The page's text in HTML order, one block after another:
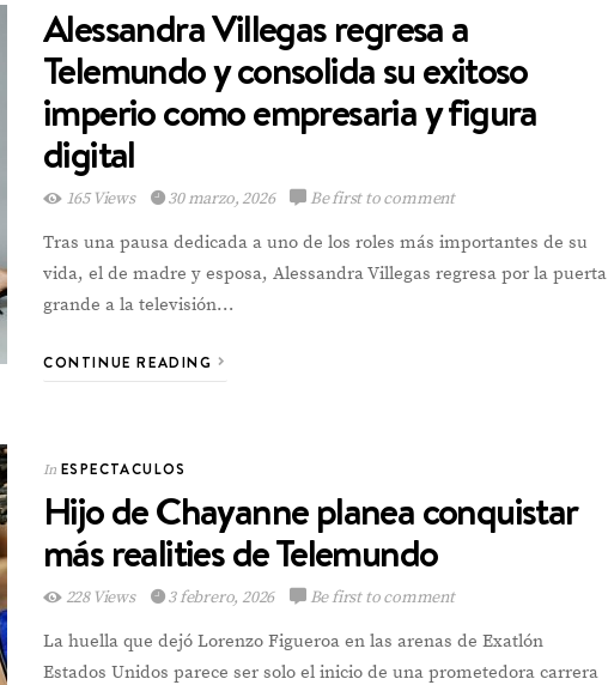
Alessandra Villegas regresa a
Telemundo y consolida su exitoso
imperio como empresaria y figura
digital
165 Views 30 marzo, 2026 Be first to comment
Tras una pausa dedicada a uno de los roles más importantes de su
vida, el de madre y esposa, Alessandra Villegas regresa por la puerta
grande a la televisión…
CONTINUE READING
In ESPECTACULOS
Hijo de Chayanne planea conquistar
más realities de Telemundo
228 Views 3 febrero, 2026 Be first to comment
La huella que dejó Lorenzo Figueroa en las arenas de Exatlón
Estados Unidos parece ser solo el inicio de una prometedora carrera
In
Emely Barile pisa
fuerte en el Reina
Hispanoamericana